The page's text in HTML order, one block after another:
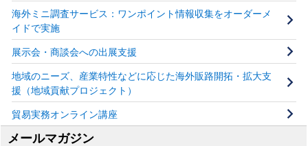
海外ミニ調査サービス：ワンポイント情報収集をオーダーメ
イドで実施
展示会・商談会への出展支援
地域のニーズ、産業特性などに応じた海外販路開拓・拡大支
援（地域貢献プロジェクト）
貿易実務オンライン講座
メールマガジン